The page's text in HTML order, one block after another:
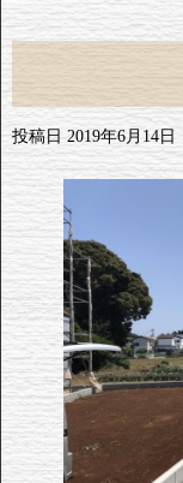
投稿日 2019年6月14日